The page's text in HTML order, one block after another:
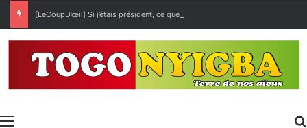
[LeCoupD’œil] Si j’étais président, ce que je ferai des « Évalas »
Menu